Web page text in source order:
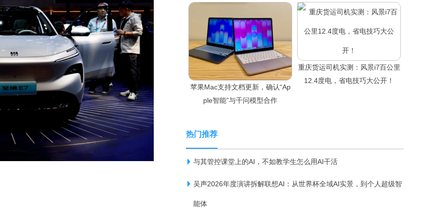
苹果Mac支持文档更新，确认“Ap
ple智能”与千问模型合作
重庆货运司机实测：风景i7百公里
12.4度电，省电技巧大公开！
热门推荐
与其管控课堂上的AI，不如教学生怎么用AI干活
吴声2026年度演讲拆解联想AI：从世界杯全域AI实景，到个人超级智
能体